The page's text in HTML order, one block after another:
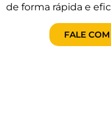
de forma rápida e
FALE